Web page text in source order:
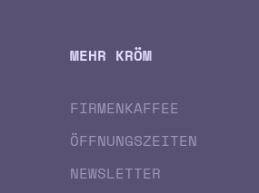
MEHR KRÖM
FIRMENKAFFEE
ÖFFNUNGSZEITEN
NEWSLETTER